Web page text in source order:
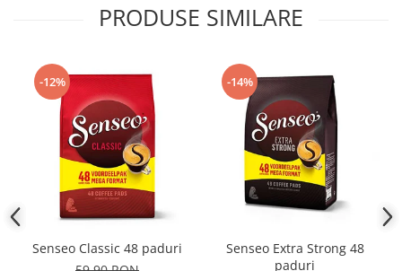
PRODUSE SIMILARE
-12%
Senseo Classic 48 paduri
-14%
Senseo Extra Strong 48
paduri